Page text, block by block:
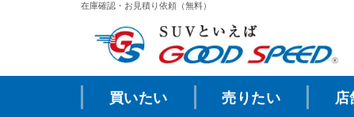
在庫確認・お見積り依頼（無料）
買いたい 売りたい 店